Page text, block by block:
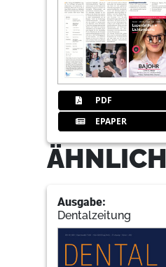
PDF
EPAPER
Ausgabe:
Dentalzeitung